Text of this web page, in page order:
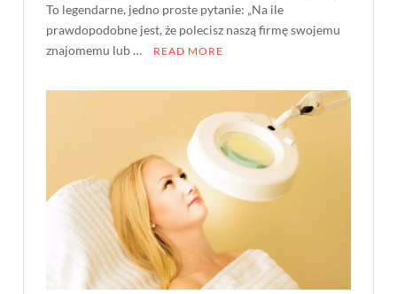
To legendarne, jedno proste pytanie: „Na ile
prawdopodobne jest, że polecisz naszą firmę swojemu
znajomemu lub …
READ MORE